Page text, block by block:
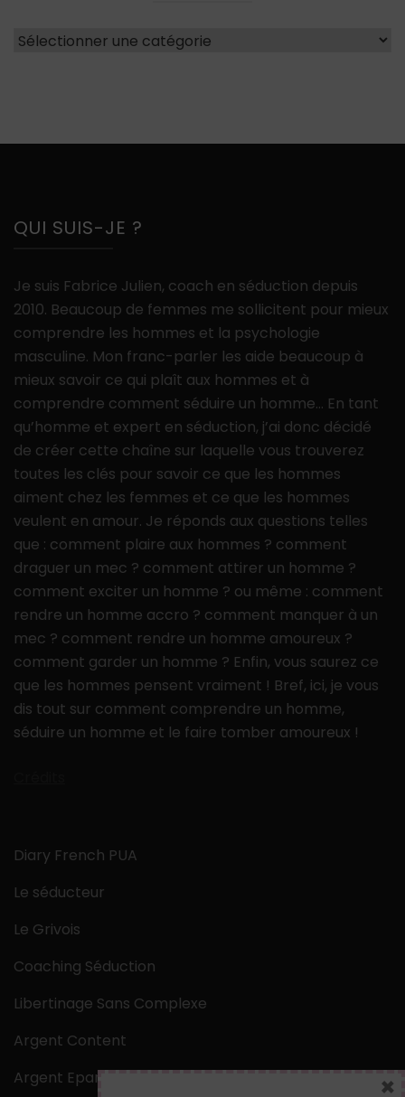
Catégories
QUI SUIS-JE ?
Je suis Fabrice Julien, coach en séduction depuis
2010. Beaucoup de femmes me sollicitent pour mieux
comprendre les hommes et la psychologie
masculine. Mon franc-parler les aide beaucoup à
mieux savoir ce qui plaît aux hommes et à
comprendre comment séduire un homme… En tant
qu’homme et expert en séduction, j’ai donc décidé
de créer cette chaîne sur laquelle vous trouverez
toutes les clés pour savoir ce que les hommes
aiment chez les femmes et ce que les hommes
veulent en amour. Je réponds aux questions telles
que : comment plaire aux hommes ? comment
draguer un mec ? comment attirer un homme ?
comment exciter un homme ? ou même : comment
rendre un homme accro ? comment manquer à un
mec ? comment rendre un homme amoureux ?
comment garder un homme ? Enfin, vous saurez ce
que les hommes pensent vraiment ! Bref, ici, je vous
dis tout sur comment comprendre un homme,
séduire un homme et le faire tomber amoureux !
Diary French PUA
Le séducteur
Le Grivois
Coaching Séduction
Libertinage Sans Complexe
Argent Content
Argent Epargne
×